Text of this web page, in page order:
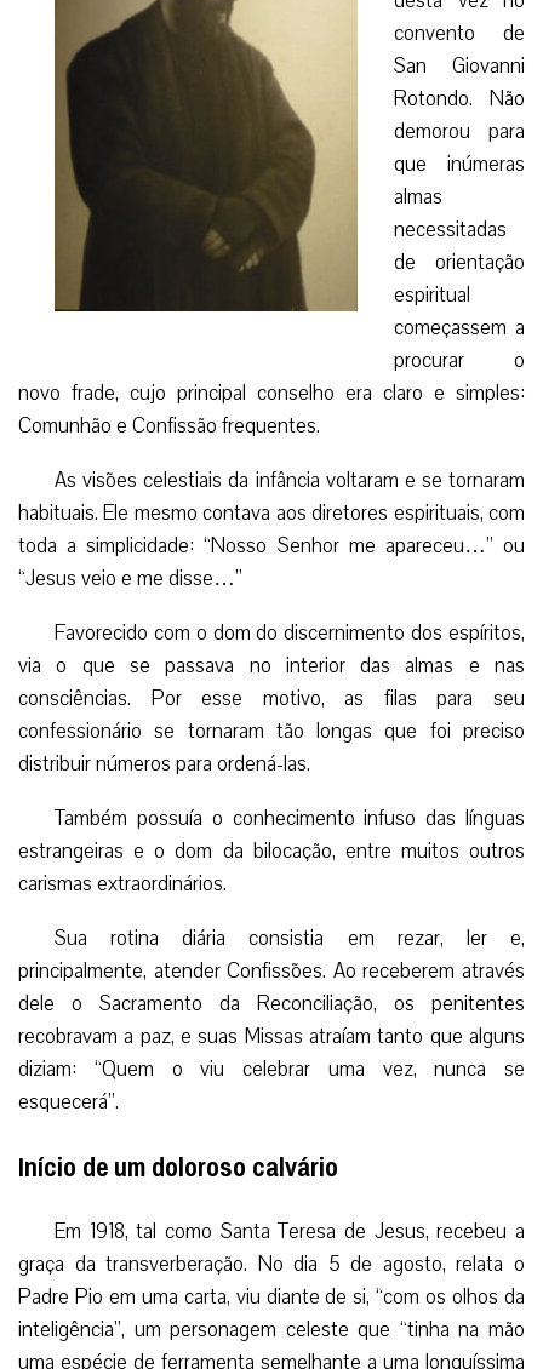
convento de
San Giovanni
Rotondo. Não
demorou para
que inúmeras
almas
necessitadas
de orientação
espiritual
começassem a
procurar o
novo frade, cujo principal conselho era claro e simples:
Comunhão e Confissão frequentes.
As visões celestiais da infância voltaram e se tornaram
habituais. Ele mesmo contava aos diretores espirituais, com
toda a simplicidade: “Nosso Senhor me apareceu…” ou
“Jesus veio e me disse…”
Favorecido com o dom do discernimento dos espíritos,
via o que se passava no interior das almas e nas
consciências. Por esse motivo, as filas para seu
confessionário se tornaram tão longas que foi preciso
distribuir números para ordená-las.
Também possuía o conhecimento infuso das línguas
estrangeiras e o dom da bilocação, entre muitos outros
carismas extraordinários.
Sua rotina diária consistia em rezar, ler e,
principalmente, atender Confissões. Ao receberem através
dele o Sacramento da Reconciliação, os penitentes
recobravam a paz, e suas Missas atraíam tanto que alguns
diziam: “Quem o viu celebrar uma vez, nunca se
esquecerá”.
Início de um doloroso calvário
Em 1918, tal como Santa Teresa de Jesus, recebeu a
graça da transverberação. No dia 5 de agosto, relata o
Padre Pio em uma carta, viu diante de si, “com os olhos da
inteligência”, um personagem celeste que “tinha na mão
uma espécie de ferramenta semelhante a uma longuíssima